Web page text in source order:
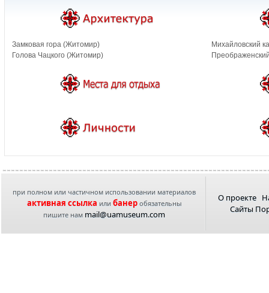
Замковая гора (Житомир)
Голова Чацкого (Житомир)
Михайловский
при полном или частичном использовании материалов
активная ссылка или банеробязательны
пишите нам mail@uamuseum.com
О проекте
Сайты